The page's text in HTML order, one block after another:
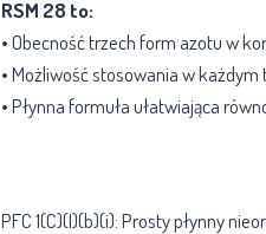
RSM 28 to:
• Obecność trzech form azotu w
• Możliwość stosowania w
• Płynna formuła ułatwiająca
PFC 1(C)(I)(b)(i): Prosty płynny